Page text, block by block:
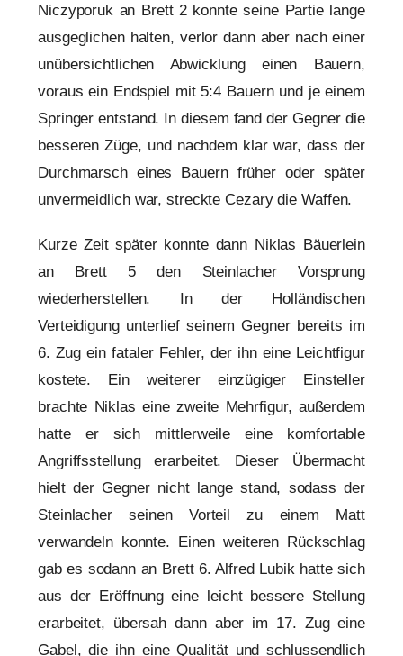
Niczyporuk an Brett 2 konnte seine Partie lange
ausgeglichen halten, verlor dann aber nach einer
unübersichtlichen Abwicklung einen Bauern,
voraus ein Endspiel mit 5:4 Bauern und je einem
Springer entstand. In diesem fand der Gegner die
besseren Züge, und nachdem klar war, dass der
Durchmarsch eines Bauern früher oder später
unvermeidlich war, streckte Cezary die Waffen.
Kurze Zeit später konnte dann Niklas Bäuerlein
an Brett 5 den Steinlacher Vorsprung
wiederherstellen. In der Holländischen
Verteidigung unterlief seinem Gegner bereits im
6. Zug ein fataler Fehler, der ihn eine Leichtfigur
kostete. Ein weiterer einzügiger Einsteller
brachte Niklas eine zweite Mehrfigur, außerdem
hatte er sich mittlerweile eine komfortable
Angriffsstellung erarbeitet. Dieser Übermacht
hielt der Gegner nicht lange stand, sodass der
Steinlacher seinen Vorteil zu einem Matt
verwandeln konnte. Einen weiteren Rückschlag
gab es sodann an Brett 6. Alfred Lubik hatte sich
aus der Eröffnung eine leicht bessere Stellung
erarbeitet, übersah dann aber im 17. Zug eine
Gabel, die ihn eine Qualität und schlussendlich